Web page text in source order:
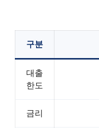
구분
대출
한도
금리